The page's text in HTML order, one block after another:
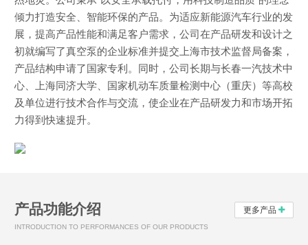
倾力打造安全、智能环保的产品。为适应新能源汽车行业的发
展，提高产品性能和满足客户需求，公司在产品研发和设计之
初就编写了真空泵的企业标准并提交上海市技术监督局备案，
产品结构申请了国家专利。同时，公司长期与长春一汽技术中
心、上海同济大学、国家机动车质量检测中心（重庆）等高校
及单位进行技术合作与交流，使企业在产品研发力和市场开拓
力得到快速提升。
更多产品
产品功能介绍
INTRODUCTION TO PERFORMANCES OF OUR PRODUCTS